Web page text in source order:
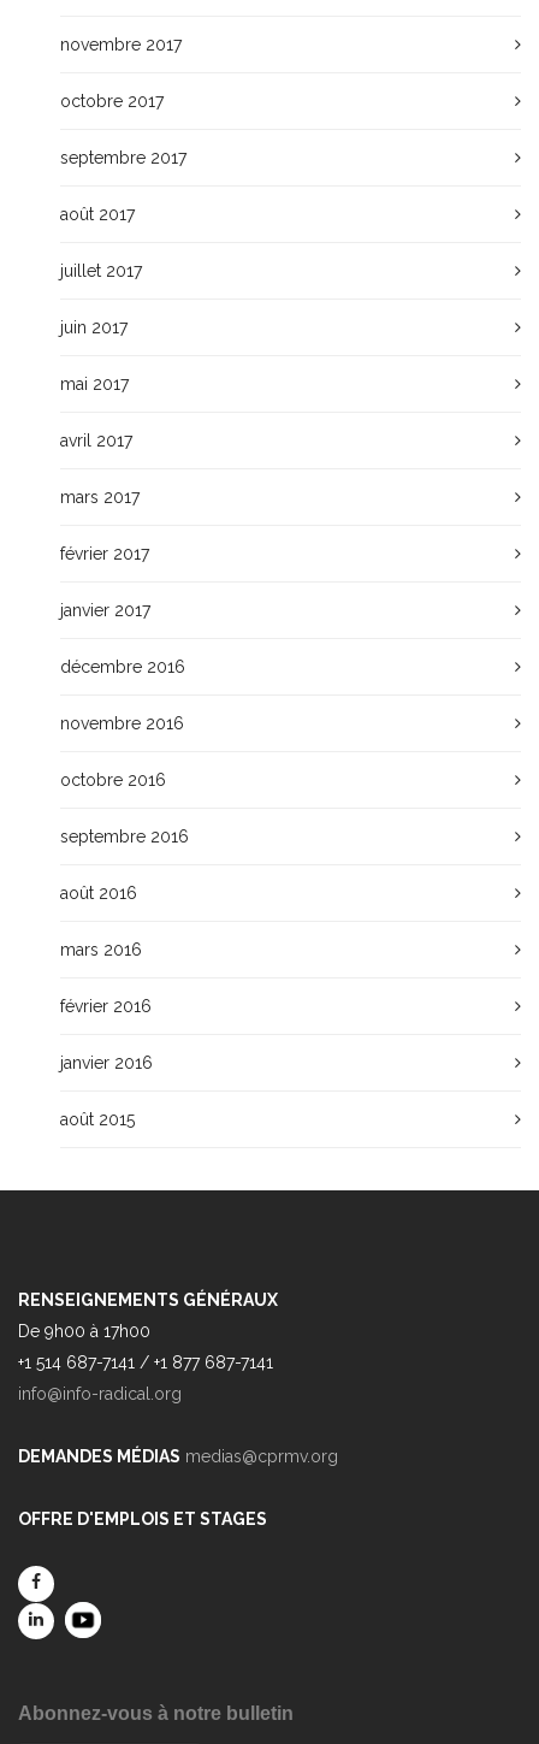
novembre 2017
octobre 2017
septembre 2017
août 2017
juillet 2017
juin 2017
mai 2017
avril 2017
mars 2017
février 2017
janvier 2017
décembre 2016
novembre 2016
octobre 2016
septembre 2016
août 2016
mars 2016
février 2016
janvier 2016
août 2015
RENSEIGNEMENTS GÉNÉRAUX
De 9h00 à 17h00
+1 514 687-7141 / +1 877 687-7141
info@info-radical.org
DEMANDES MÉDIAS medias@cprmv.org
OFFRE D'EMPLOIS ET STAGES
Abonnez-vous à notre bulletin